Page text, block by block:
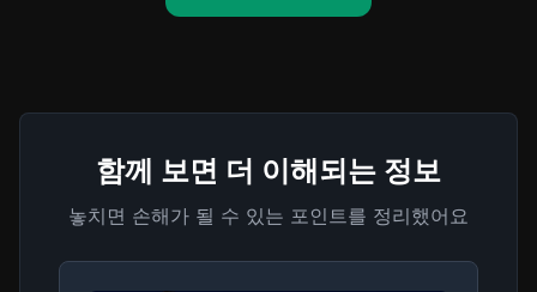
함께 보면 더 이해되는 정보
놓치면 손해가 될 수 있는 포인트를 정리했어요